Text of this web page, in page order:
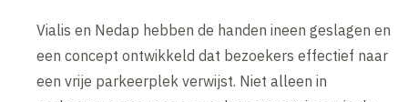
Vialis en Nedap hebben de handen ineen geslagen en
een concept ontwikkeld dat bezoekers effectief naar
een vrije parkeerplek verwijst. Niet alleen in